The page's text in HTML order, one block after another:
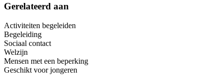
Gerelateerd aan
Activiteiten begeleiden
Begeleiding
Sociaal contact
Welzijn
Mensen met een beperking
Geschikt voor jongeren